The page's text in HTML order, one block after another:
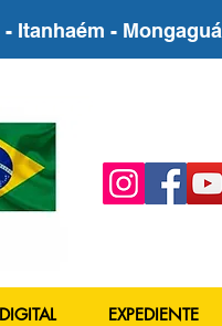
Itanhaém - Mongaguá
EXPEDIENTE